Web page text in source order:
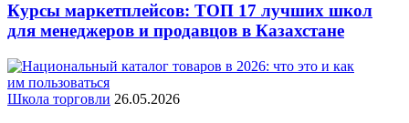
Курсы маркетплейсов: ТОП 17 лучших школ
для менеджеров и продавцов в Казахстане
Школа торговли 26.05.2026